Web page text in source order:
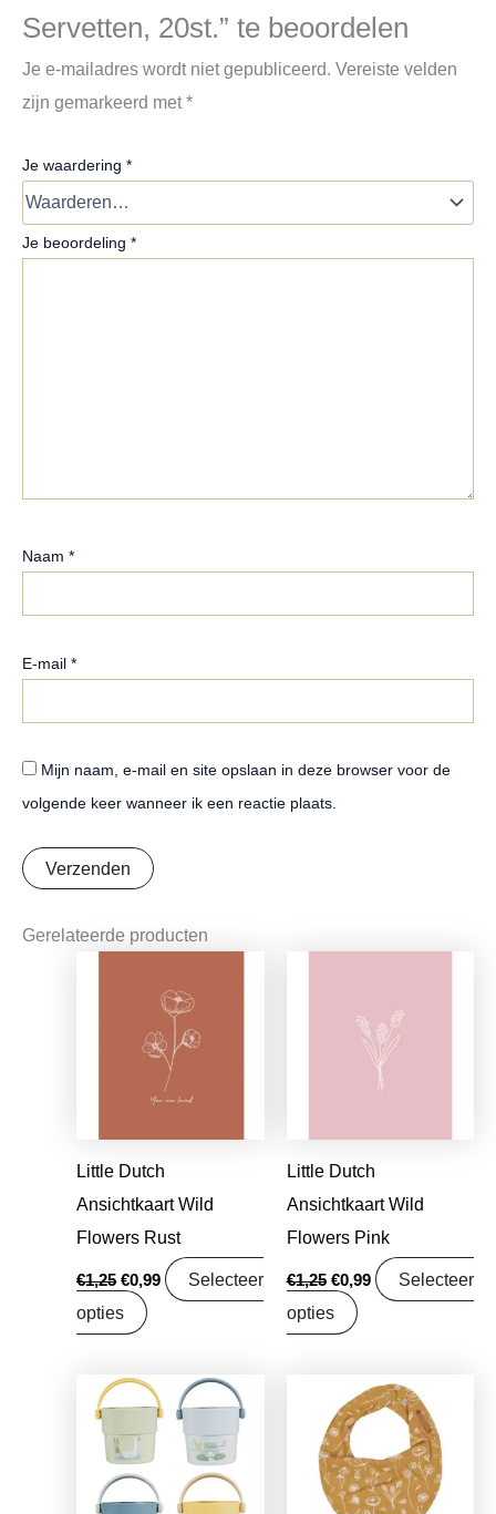
Servetten, 20st.” te beoordelen
Je e-mailadres wordt niet gepubliceerd. Vereiste velden
zijn gemarkeerd met*
Je waardering *
Je beoordeling *
Naam *
E-mail *
Mijn naam, e-mail en site opslaan in deze browser voor de
volgende keer wanneer ik een reactie plaats.
Gerelateerde producten
Little Dutch
Ansichtkaart Wild
Flowers Rust
€1,25 €0,99
is:
€0,99.
Selecteer
opties
Little Dutch
Ansichtkaart Wild
Flowers Pink
€1,25
€1,25.
€0,99
€0,99.
Selecteer
opties
Oorspronkelijke
prijs
€16,95.
Huidige
prijs
is:
€13,39.
Oorspronkelijke
prijs
was:
€8,95.
Huidige
prijs
€7,07.